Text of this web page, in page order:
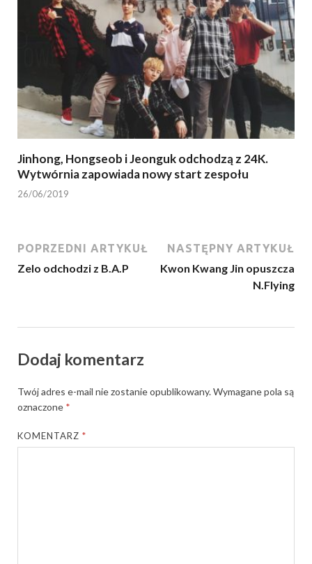
Jinhong, Hongseob i Jeonguk odchodzą z 24K.
Wytwórnia zapowiada nowy start zespołu
26/06/2019
POPRZEDNI ARTYKUŁ
Zelo odchodzi z B.A.P
NASTĘPNY ARTYKUŁ
Kwon Kwang Jin opuszcza
N.Flying
Dodaj komentarz
Twój adres e-mail nie zostanie opublikowany.Wymagane pola są
oznaczone *
KOMENTARZ*